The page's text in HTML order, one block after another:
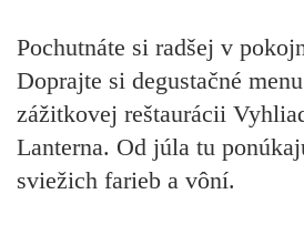
Pochutnáte si radšej v
Doprajte si degustačné
zážitkovej reštaurácii
Lanterna. Od júla tu
sviežich farieb a vôní.